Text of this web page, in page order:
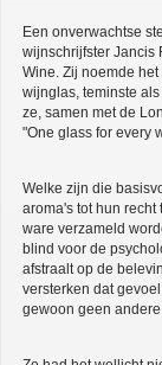
Een onverwachtse
wijnschrijfster Jancis
Wine. Zij noemde
wijnglas, teminste
ze, samen met de
"One glass for every
Welke zijn die
aroma's tot hun
ware verzameld
blind voor de
afstraalt op de
versterken dat
gewoon geen